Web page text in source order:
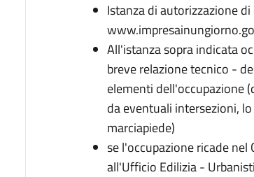
Istanza di autorizzazione
All'istanza sopra indicata
breve relazione tecnico -
elementi dell'occupazione
da eventuali intersezioni,
marciapiede)
se l'occupazione ricade
all'Ufficio Edilizia -